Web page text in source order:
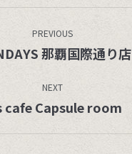
PREVIOUS
Previous
那覇国際通り店
NEXT
Next
cafe Capsule room